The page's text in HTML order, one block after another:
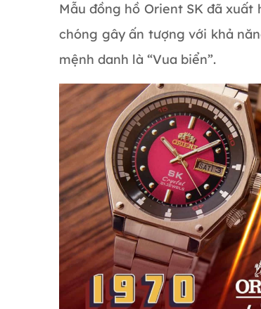
Mẫu đồng hồ Orient SK đã xuất
chóng gây ấn tượng với khả
mệnh danh là “Vua biển”.